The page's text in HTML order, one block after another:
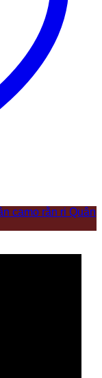
camo rằn ri Quân